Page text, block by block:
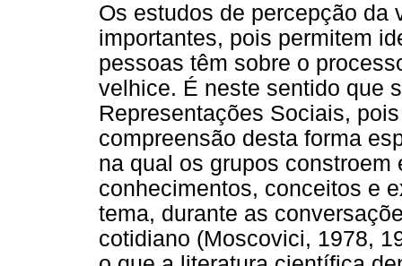
Os estudos de percepção da
importantes, pois permitem
pessoas têm sobre o
velhice. É neste sentido que
Representações Sociais,
compreensão desta forma
na qual os grupos
conhecimentos, conceitos e
tema, durante as
cotidiano (Moscovici, 1978,